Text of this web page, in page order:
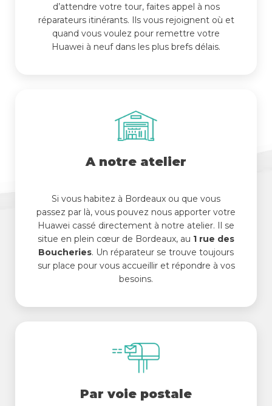
d’attendre votre tour, faites appel à nos
réparateurs itinérants. Ils vous rejoignent où et
quand vous voulez pour remettre votre
Huawei à neuf dans les plus brefs délais.
A notre atelier
Si vous habitez à Bordeaux ou que vous
passez par là, vous pouvez nous apporter votre
Huawei cassé directement à notre atelier. Il se
situe en plein cœur de Bordeaux, au 1 rue des
Boucheries. Un réparateur se trouve toujours
sur place pour vous accueillir et répondre à vos
besoins.
Par voie postale